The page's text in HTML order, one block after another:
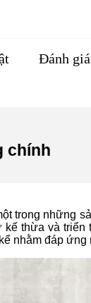
Đánh giá
chính
trong những
thừa và triển
nhằm đáp